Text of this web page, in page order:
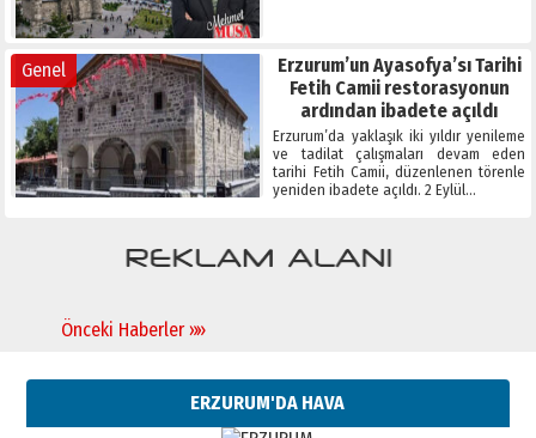
Genel
Erzurum’un Ayasofya’sı Tarihi
Fetih Camii restorasyonun
ardından ibadete açıldı
Erzurum’da yaklaşık iki yıldır yenileme
ve tadilat çalışmaları devam eden
tarihi Fetih Camii, düzenlenen törenle
yeniden ibadete açıldı. 2 Eylül…
Önceki Haberler »»
ERZURUM'DA HAVA